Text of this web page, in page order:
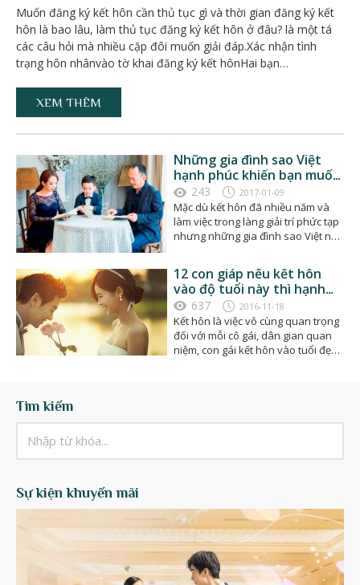
Muốn đăng ký kết hôn cần thủ tục gì và thời gian đăng ký kết
hôn là bao lâu, làm thủ tục đăng ký kết hôn ở đâu? là một tá
các câu hỏi mà nhiều cặp đôi muốn giải đáp.Xác nhận tình
trạng hôn nhânvào tờ khai đăng ký kết hônHai bạn…
XEM THÊM
Những gia đình sao Việt
hạnh phúc khiến bạn muốn
kết hôn ngay lập tức
243 2017-01-09
Mặc dù kết hôn đã nhiều năm và
làm việc trong làng giải trí phức tạp
nhưng những gia đình sao Việt này
12 con giáp nếu kết hôn
vào độ tuổi này thì hạnh
phúc viên mãn cả đời
637 2016-11-18
Kết hôn là việc vô cùng quan trọng
đối với mỗi cô gái, dân gian quan
niệm, con gái kết hôn vào tuổi đẹp
Tìm kiếm
Sự kiện khuyến mãi